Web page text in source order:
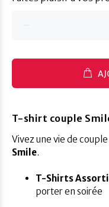
T-shirt couple
Vivez une vie de
Smile.
T-Shirts
porter en soirée